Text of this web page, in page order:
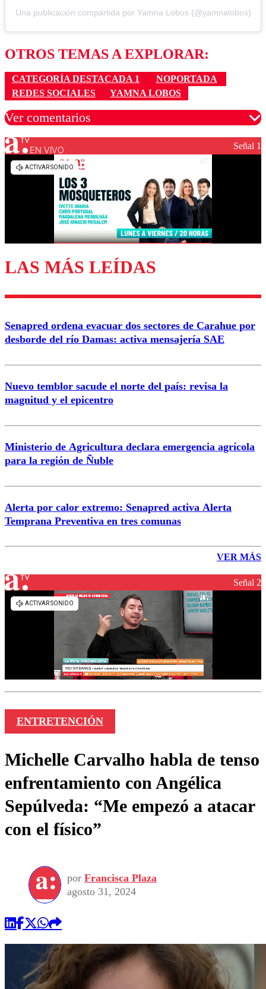
Una publicación compartida por Yamna Lobos (@yamnalobos)
OTROS TEMAS A EXPLORAR:
CATEGORÍA DESTACADA 1
NOPORTADA
REDES SOCIALES
YAMNA LOBOS
Ver comentarios
Los comentarios son moderados para garantizar un
Enviar comentario
EN VIVO Señal 1
LAS MÁS LEÍDAS
Senapred ordena evacuar dos sectores de Carahue por
desborde del río Damas: activa mensajería SAE
Nuevo temblor sacude el norte del país: revisa la
magnitud y el epicentro
Ministerio de Agricultura declara emergencia agrícola
para la región de Ñuble
Alerta por calor extremo: Senapred activa Alerta
Temprana Preventiva en tres comunas
VER MÁS
Señal 2
ENTRETENCIÓN
Michelle Carvalho habla de tenso
enfrentamiento con Angélica
Sepúlveda: “Me empezó a atacar
con el físico”
por Francisca Plaza
agosto 31, 2024